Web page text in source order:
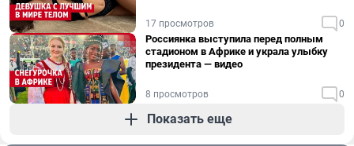
17 просмотров 0
Россиянка выступила перед полным
стадионом в Африке и украла улыбку
президента — видео
8 просмотров 0
Показать еще